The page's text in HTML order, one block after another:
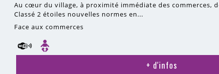
Au cœur du village, à proximité immédiate des commerces,
Classé 2 étoiles nouvelles normes en...
Face aux commerces
+ d'infos